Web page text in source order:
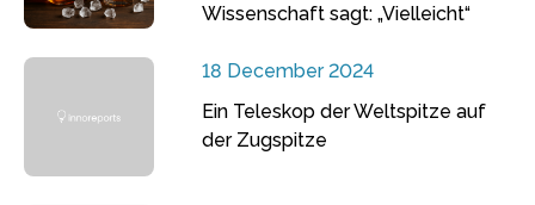
Wissenschaft sagt: „Vielleicht“
18 December 2024
Ein Teleskop der Weltspitze auf
der Zugspitze